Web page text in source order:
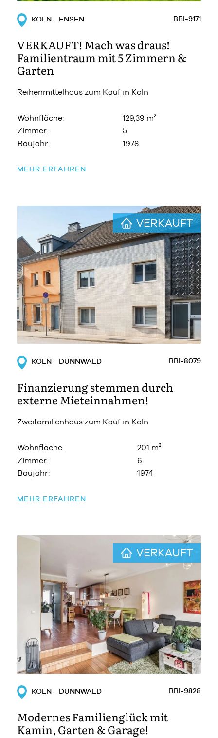
KÖLN - ENSEN BBI-9171
VERKAUFT! Mach was draus!
Familientraum mit 5 Zimmern &
Garten
Reihenmittelhaus zum Kauf in Köln
Wohnfläche:
129,39 m²
Zimmer:
5
Baujahr:
1978
MEHR ERFAHREN
VERKAUFT
KÖLN - DÜNNWALD BBI-8079
Finanzierung stemmen durch
externe Mieteinnahmen!
Zweifamilienhaus zum Kauf in Köln
Wohnfläche:
201 m²
Zimmer:
6
Baujahr:
1974
MEHR ERFAHREN
VERKAUFT
KÖLN - DÜNNWALD BBI-9828
Modernes Familienglück mit
Kamin, Garten & Garage!